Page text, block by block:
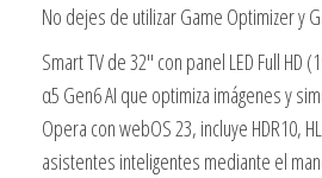
No dejes de utilizar Game Optimizer y
Smart TV de 32″ con panel LED Full HD
α5 Gen6 AI que optimiza imágenes y
Opera con webOS 23, incluye HDR10,
asistentes inteligentes mediante el